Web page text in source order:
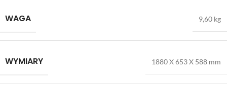
WAGA 9,60 kg
WYMIARY 1880 X 653 X 588 mm